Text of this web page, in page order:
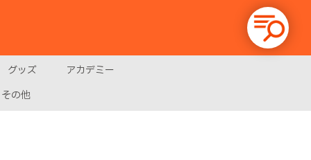
グッズ
アカデミー
その他